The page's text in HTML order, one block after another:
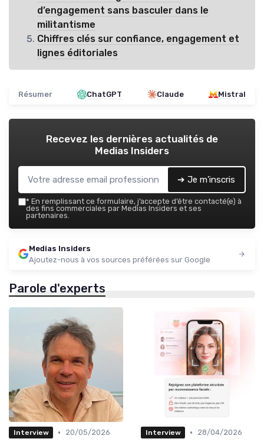
d’engagement sans basculer dans le
militantisme
Chiffres clés sur confiance, engagement et
lignes éditoriales
Résumer ChatGPT Claude Mistral
Recevez les dernières actualités de
Medias Insiders
➔ Je m'inscris
* En remplissant ce formulaire, j’accepte d’être contacté(e) à
des fins commerciales par Medias Insiders et ses
partenaires.
Medias Insiders
Ajoutez-nous à vos sources préférées sur Google
Parole d'experts
Interview •
20/05/2026
Interview •
28/04/2026